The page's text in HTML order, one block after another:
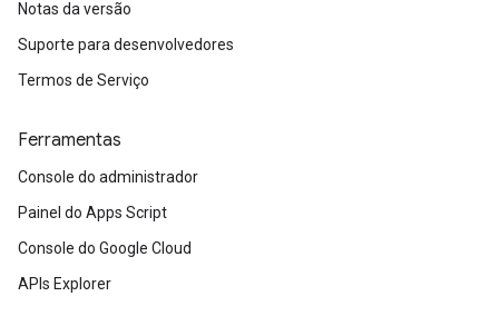
Notas da versão
Suporte para desenvolvedores
Termos de Serviço
Ferramentas
Console do administrador
Painel do Apps Script
Console do Google Cloud
APIs Explorer